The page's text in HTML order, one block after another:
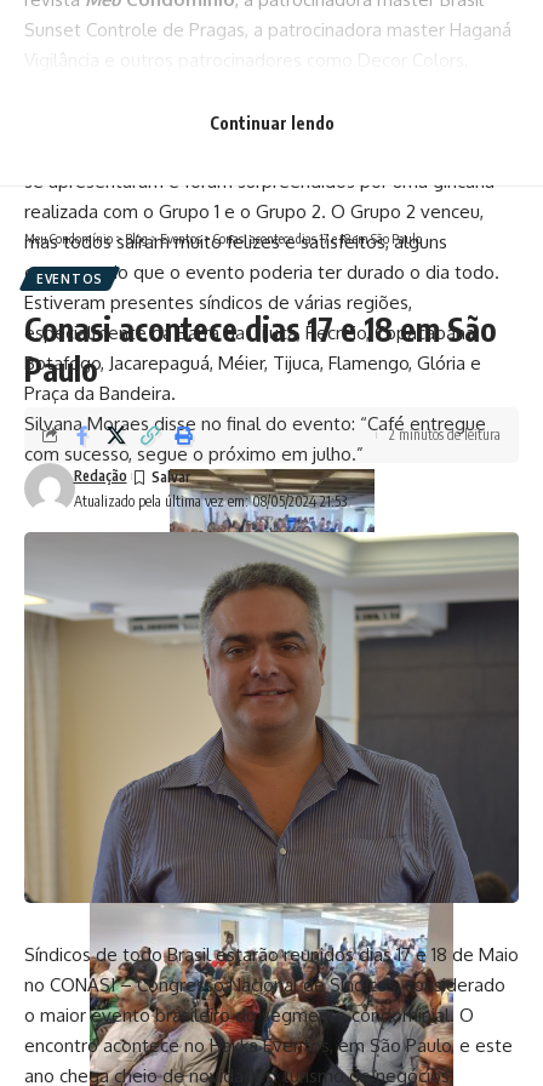
Sunset Controle de Pragas, a patrocinadora master Haganá
Vigilância e outros patrocinadores como Decor Colors,
Condomínios, Villa Fácil e Sete Service Elevadores.
se apresentaram e foram surpreendidos por uma gincana
realizada com o Grupo 1 e o Grupo 2. O Grupo 2 venceu,
mas todos saíram muito felizes e satisfeitos, alguns
comentando que o evento poderia ter durado o dia todo.
Estiveram presentes síndicos de várias regiões,
especialmente da Barra da Tijuca, Recreio, Copacabana,
Botafogo, Jacarepaguá, Méier, Tijuca, Flamengo, Glória e
Praça da Bandeira.
Silvana Moraes disse no final do evento: “Café entregue
com sucesso, segue o próximo em julho.”
Continuar lendo
Meu Condomínio >Blog>Eventos>Conasi acontece dias 17 e 18 em São Paulo
EVENTOS
Conasi acontece dias 17 e 18 em São
Paulo
Atualizado pela última vez em: 08/05/2024 21:53
Redação
2 minutos de leitura
Síndicos de todo Brasil estarão reunidos dias 17 e 18 de Maio
no CONASI – Congresso Nacional de Síndicos, considerado
o maior evento brasileiro do segmento condominial. O
encontro acontece no Hakka Eventos, em São Paulo, e este
ano chega cheio de novidades: turismo de negócios,